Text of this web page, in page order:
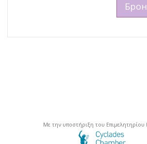
Με την υποστήριξη του